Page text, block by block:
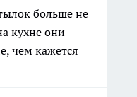
больше не
кухне они
чем кажется